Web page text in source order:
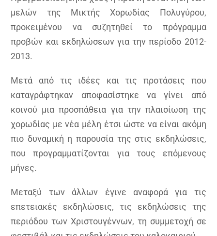
μελών της Μικτής Χορωδίας Πολυγύρου,
προκειμένου να συζητηθεί το πρόγραμμα
προβών και εκδηλώσεων για την περίοδο 2012-
2013.
Μετά από τις ιδέες και τις προτάσεις που
καταγράφτηκαν αποφασίστηκε να γίνει από
κοινού μια προσπάθεια για την πλαισίωση της
χορωδίας με νέα μέλη έτσι ώστε να είναι ακόμη
πιο δυναμική η παρουσία της στις εκδηλώσεις,
που προγραμματίζονται για τους επόμενους
μήνες.
Μεταξύ των άλλων έγινε αναφορά για τις
επετειακές εκδηλώσεις, τις εκδηλώσεις της
περιόδου των Χριστουγέννων, τη συμμετοχή σε